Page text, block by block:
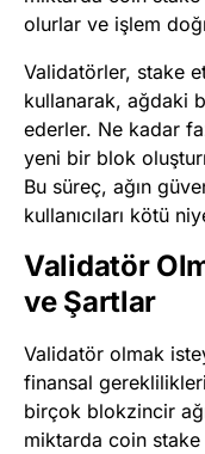
olurlar ve işlem
Validatörler, stake
kullanarak, ağdaki
ederler. Ne kadar
yeni bir blok
Bu süreç, ağın
kullanıcıları kötü
Validatör
ve Şartlar
Validatör olmak
finansal
birçok blokzincir
miktarda coin